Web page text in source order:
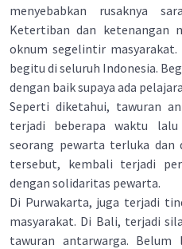
menyebabkan rusaknya
Ketertiban dan ketenangan
oknum segelintir
begitu di seluruh Indonesia.
dengan baik supaya ada
Seperti diketahui, tawuran
terjadi beberapa waktu
seorang pewarta terluka dan
tersebut, kembali terjadi
dengan solidaritas pewarta.
Di Purwakarta, juga terjadi
masyarakat. Di Bali, terjadi
tawuran antarwarga.